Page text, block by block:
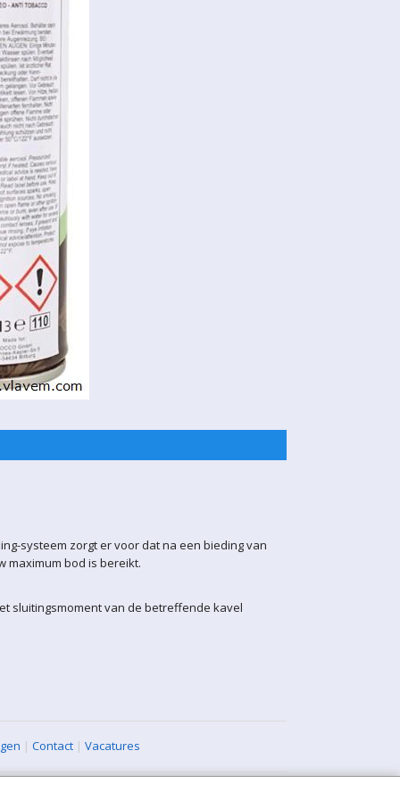
systeem zorgt er voor dat na een bieding van
maximum bod is bereikt.
sluitingsmoment van de betreffende kavel
| Contact | Vacatures